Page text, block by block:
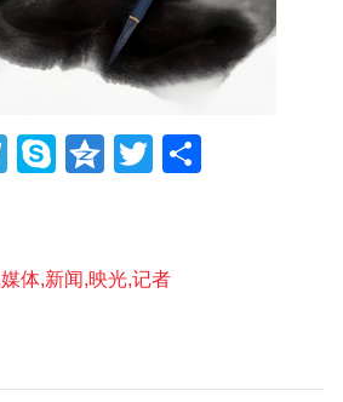
Telegram
SkypeQzoneTwitter
媒体,新闻,映光,记者